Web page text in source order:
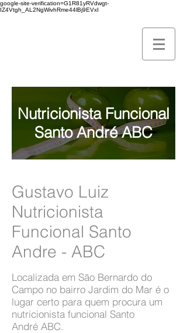
google-site-verification=G1R81yRVdwgt-
IZ4Vtgh_AL2NgWivhRme44lBj9EVxI
Nutricionista Funcional
Santo André ABC
Gustavo Luiz
Nutricionista
Funcional Santo
Andre - ABC
Localizada em São Bernardo do
Campo no bairro Jardim do Mar é o
lugar certo para quem procura um
nutricionista funcional Santo
André ABC.